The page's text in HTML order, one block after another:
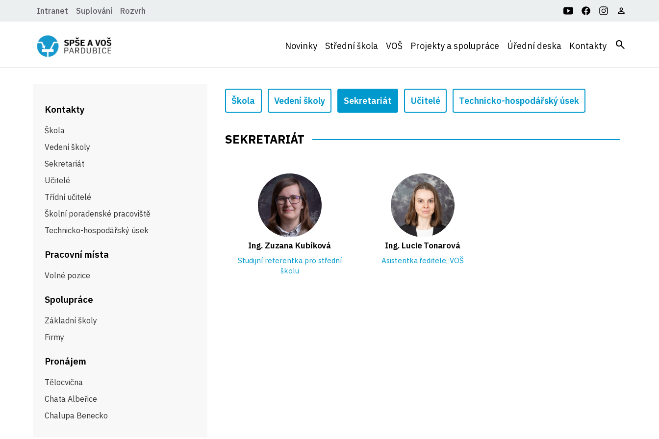
Intranet Suplování Rozvrh
Novinky Střední škola VOŠ Projekty a spolupráce Úřední deska Kontakty search
Škola Vedení školy Sekretariát Učitelé Technicko-hospodářský úsek
SEKRETARIÁT
Ing. Zuzana Kubíková
Studijní referentka pro střední
školu
Ing. Lucie Tonarová
Asistentka ředitele, VOŠ
Kontakty
Škola
Vedení školy
Sekretariát
Učitelé
Třídní učitelé
Školní poradenské pracoviště
Technicko-hospodářský úsek
Pracovní místa
Volné pozice
Spolupráce
Základní školy
Firmy
Pronájem
Tělocvična
Chata Albeřice
Chalupa Benecko